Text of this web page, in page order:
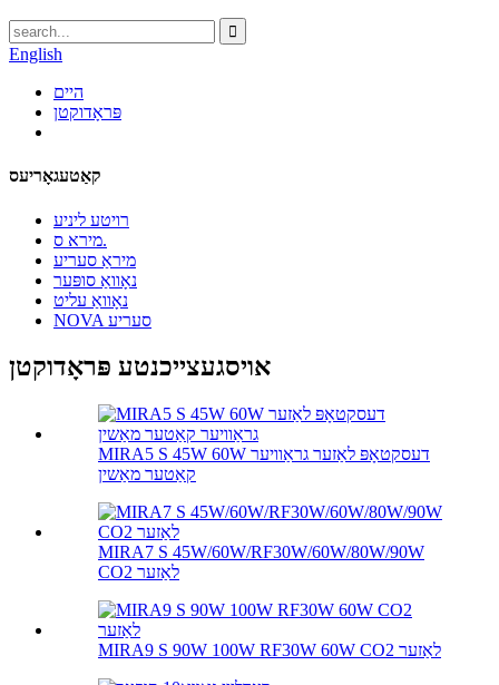
English
היים
פּראָדוקטן
קאַטעגאָריעס
רויטע ליניע
מירא ס.
מיראַ סעריע
נאָוואַ סופּער
נאָוואַ עליט
NOVA סעריע
אויסגעצייכנטע פּראָדוקטן
MIRA5 S 45W 60W דעסקטאָפּ לאַזער גראַוויער
קאַטער מאַשין
MIRA7 S 45W/60W/RF30W/60W/80W/90W
CO2 לאַזער
MIRA9 S 90W 100W RF30W 60W CO2 לאַזער